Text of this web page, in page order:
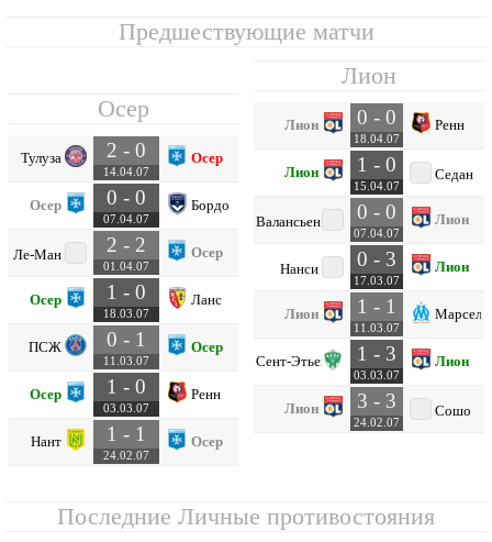
Предшествующие матчи
Осер
Тулуза 2 - 0
14.04.07
Осер
Осер 0 - 0
07.04.07
Бордо
Ле-Ман 2 - 2
01.04.07
Осер
Осер 1 - 0
18.03.07
Ланс
ПСЖ 0 - 1
11.03.07
Осер
Осер 1 - 0
03.03.07
Ренн
Нант 1 - 1
24.02.07
Осер
Лион
Лион 0 - 0
18.04.07
Ренн
Лион 1 - 0
15.04.07
Седан
Валансьен 0 - 0
07.04.07
Лион
Нанси 0 - 3
17.03.07
Лион
Лион 1 - 1
11.03.07
Марсель
Сент-Этьен 1 - 3
03.03.07
Лион
Лион 3 - 3
24.02.07
Сошо
Последние Личные противостояния